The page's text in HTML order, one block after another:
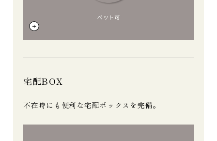
宅配BOX
不在時にも便利な宅配ボックスを完備。